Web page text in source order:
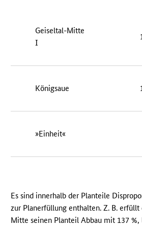
Geiseltal-Mitte
I
Königsaue
»Einheit«
Es sind innerhalb der Planteile
zur Planerfüllung enthalten. Z. B. erfüllt
Mitte seinen Planteil Abbau mit 137 %,